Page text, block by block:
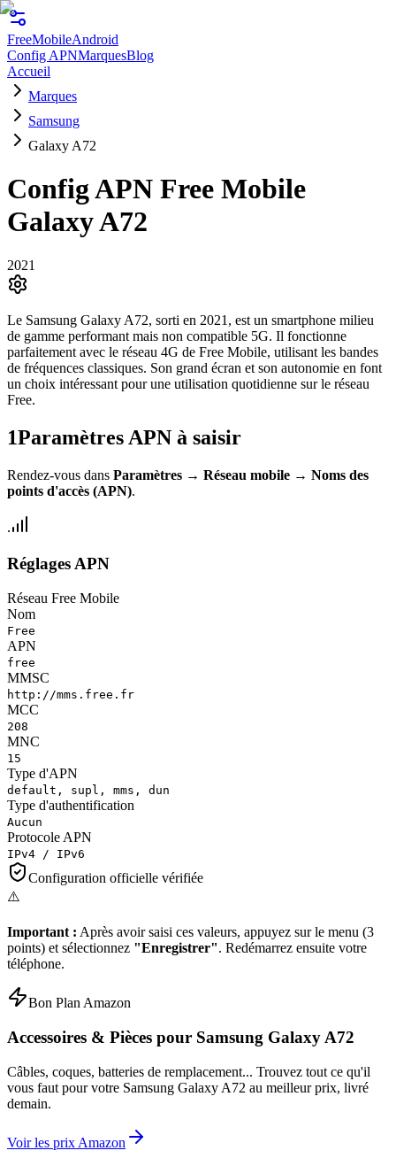
FreeMobileAndroid
Config APNMarquesBlog
Accueil
Marques
Samsung
Galaxy A72
Config APN Free Mobile
Galaxy A72
2021
Le Samsung Galaxy A72, sorti en 2021, est un smartphone milieu
de gamme performant mais non compatible 5G. Il fonctionne
parfaitement avec le réseau 4G de Free Mobile, utilisant les bandes
de fréquences classiques. Son grand écran et son autonomie en font
un choix intéressant pour une utilisation quotidienne sur le réseau
Free.
1Paramètres APN à saisir
Rendez-vous dans Paramètres → Réseau mobile → Noms des
points d'accès (APN).
Réglages APN
Réseau Free Mobile
Nom
Free
APN
free
MMSC
http://mms.free.fr
MCC
208
MNC
15
Type d'APN
default, supl, mms, dun
Type d'authentification
Aucun
Protocole APN
IPv4 / IPv6
Configuration officielle vérifiée
⚠️
Important : Après avoir saisi ces valeurs, appuyez sur le menu (3
points) et sélectionnez "Enregistrer". Redémarrez ensuite votre
téléphone.
Bon Plan Amazon
Accessoires & Pièces pour Samsung Galaxy A72
Câbles, coques, batteries de remplacement... Trouvez tout ce qu'il
vous faut pour votre Samsung Galaxy A72 au meilleur prix, livré
demain.
Voir les prix Amazon